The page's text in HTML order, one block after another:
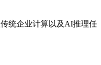
统企业计算以及AI推理任